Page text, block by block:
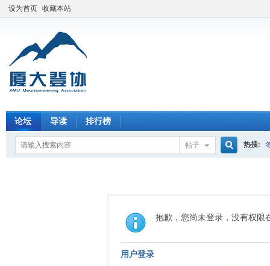
设为首页 收藏本站
论坛 导读 排行榜
帖子
索
热搜:
抱歉，您尚未登录，没有权限
用户登录